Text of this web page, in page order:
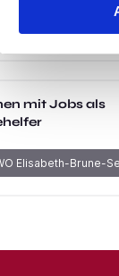
mit Jobs als